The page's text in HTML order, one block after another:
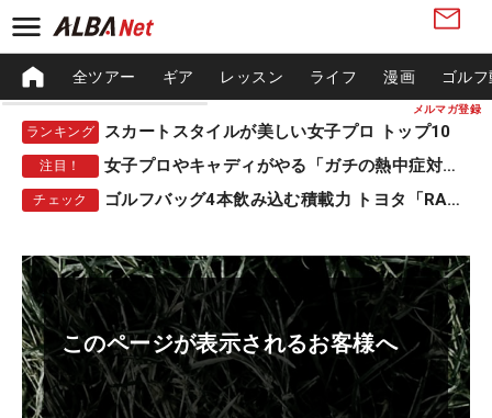
メルマガ登録
全ツアー ギア レッスン ライフ 漫画 ゴル
ランキング スカートスタイルが美しい女子プロ トップ10
注目！ 女子プロやキャディがやる「ガチの熱中症対策」
チェック ゴルフバッグ4本飲み込む積載力 トヨタ「RAV4」
このページが表示されるお客様へ